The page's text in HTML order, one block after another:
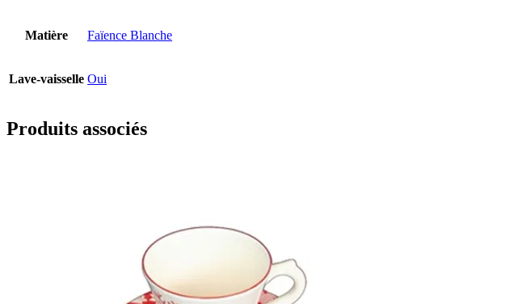
Matière Faïence Blanche
Lave-vaisselle Oui
Produits associés